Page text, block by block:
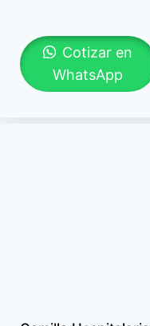
Cotizar en
WhatsApp